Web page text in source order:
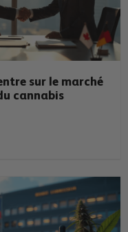
sur le marché
cannabis